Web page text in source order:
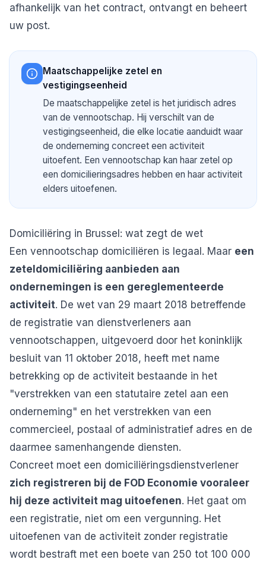
afhankelijk van het contract, ontvangt en beheert
uw post.
Maatschappelijke zetel en
vestigingseenheid
De maatschappelijke zetel is het juridisch adres
van de vennootschap. Hij verschilt van de
vestigingseenheid, die elke locatie aanduidt waar
de onderneming concreet een activiteit
uitoefent. Een vennootschap kan haar zetel op
een domicilieringsadres hebben en haar activiteit
elders uitoefenen.
Domiciliëring in Brussel: wat zegt de wet
Een vennootschap domiciliëren is legaal. Maar een
zeteldomiciliëring aanbieden aan
ondernemingen is een gereglementeerde
activiteit. De wet van 29 maart 2018 betreffende
de registratie van dienstverleners aan
vennootschappen, uitgevoerd door het koninklijk
besluit van 11 oktober 2018, heeft met name
betrekking op de activiteit bestaande in het
"verstrekken van een statutaire zetel aan een
onderneming" en het verstrekken van een
commercieel, postaal of administratief adres en de
daarmee samenhangende diensten.
Concreet moet een domiciliëringsdienstverlener
zich registreren bij de FOD Economie vooraleer
hij deze activiteit mag uitoefenen. Het gaat om
een registratie, niet om een vergunning. Het
uitoefenen van de activiteit zonder registratie
wordt bestraft met een boete van 250 tot 100 000